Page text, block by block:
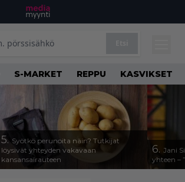
S-MARKET REPPU KASVIKSET
5. Syötkö perunoita näin? Tutkijat
löysivät yhteyden vakavaan
kansansairauteen
6. Jani
yhteen –